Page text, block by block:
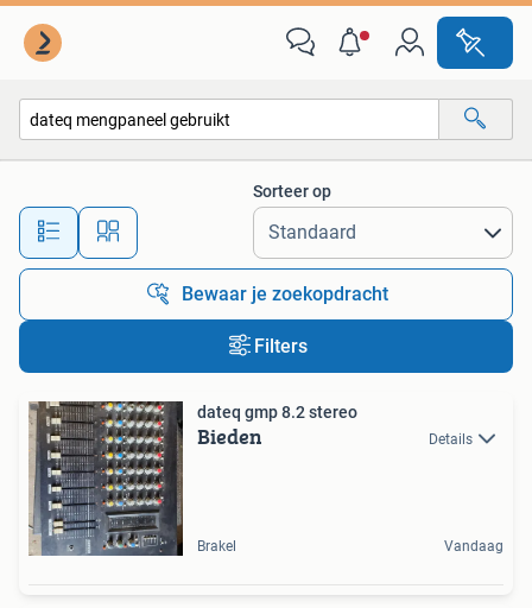
Alle afstanden…
Sorteer op
Bewaar je zoekopdracht
Filters
dateq gmp 8.2 stereo
Bieden Details
Brakel Vandaag